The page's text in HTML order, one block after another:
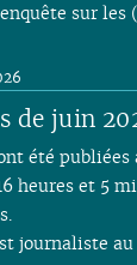
sur les
de juin
été publiées
heures et 5
journaliste